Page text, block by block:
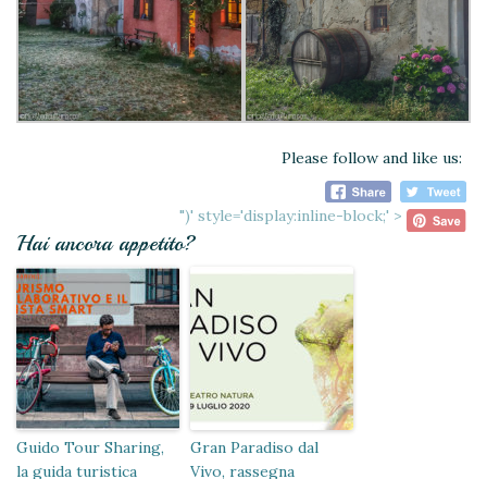
Please follow and like us:
")' style='display:inline-block;' >
Hai ancora appetito?
Guido Tour Sharing,
la guida turistica
Gran Paradiso dal
Vivo, rassegna